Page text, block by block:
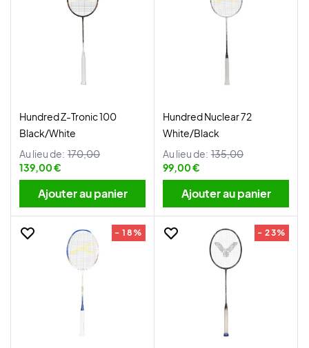
Hundred Z-Tronic 100
Black/White
Au lieu de: 170,00
139,00 €
Ajouter au panier
Hundred Nuclear 72
White/Black
Au lieu de: 135,00
99,00 €
Ajouter au panier
- 18% - 23%